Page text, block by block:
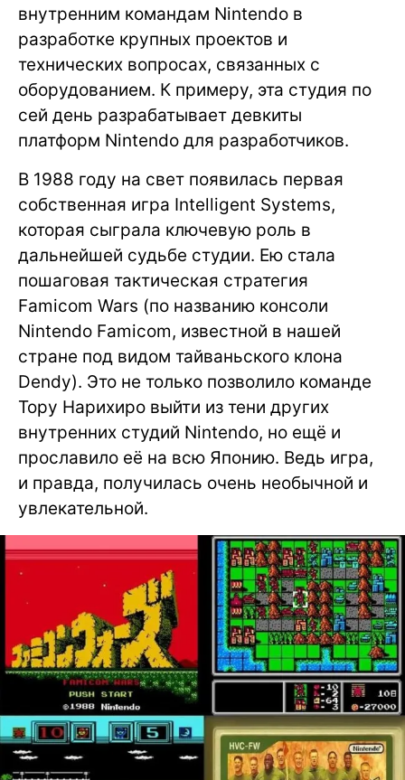
внутренним командам Nintendo в
разработке крупных проектов и
технических вопросах, связанных с
оборудованием. К примеру, эта студия по
сей день разрабатывает девкиты
платформ Nintendo для разработчиков.
В 1988 году на свет появилась первая
собственная игра Intelligent Systems,
которая сыграла ключевую роль в
дальнейшей судьбе студии. Ею стала
пошаговая тактическая стратегия
Famicom Wars (по названию консоли
Nintendo Famiсom, известной в нашей
стране под видом тайваньского клона
Dendy). Это не только позволило команде
Тору Нарихиро выйти из тени других
внутренних студий Nintendo, но ещё и
прославило её на всю Японию. Ведь игра,
и правда, получилась очень необычной и
увлекательной.